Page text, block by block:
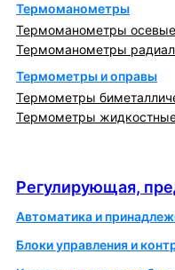
Термоманометры
Термоманометры осевые
Термоманометры
Термометры и оправы
Термометры
Термометры
Регулирующая,
Автоматика и
Блоки управления и